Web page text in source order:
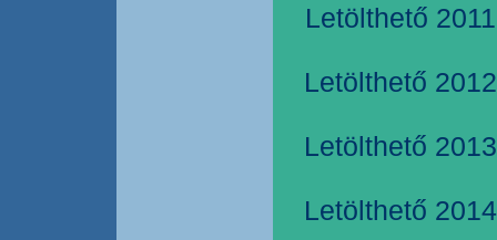
Letölthető
Letölthető
Letölthető
Letölthető